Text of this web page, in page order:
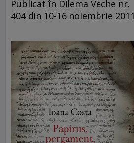
Publicat în Dilema Veche nr.
404 din 10-16 noiembrie 2011